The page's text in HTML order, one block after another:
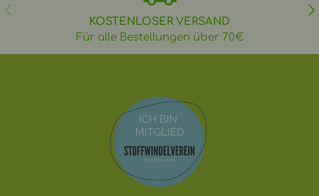
VORHERIGE
KOSTENLOSER VERSAND
Für alle Bestellungen über 70€